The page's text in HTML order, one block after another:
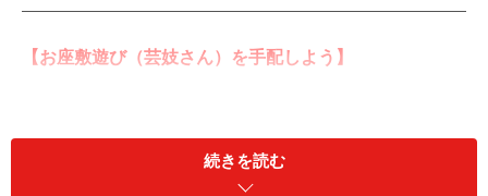
【お座敷遊び（芸妓さん）を手配しよう】
では「げいしゃ」、関西では「げいこ」と呼ぶようです
ね。最初に申しておきますが、芸妓さんはコンパニオン
続きを読む